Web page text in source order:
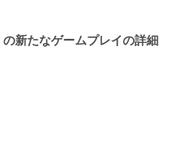
新たなゲームプレイの詳細